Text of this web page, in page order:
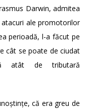
Darwin, admitea
ale promotorilor
perioadă, l-a făcut pe
cât se poate de ciudat
atât de tributară
că era greu de